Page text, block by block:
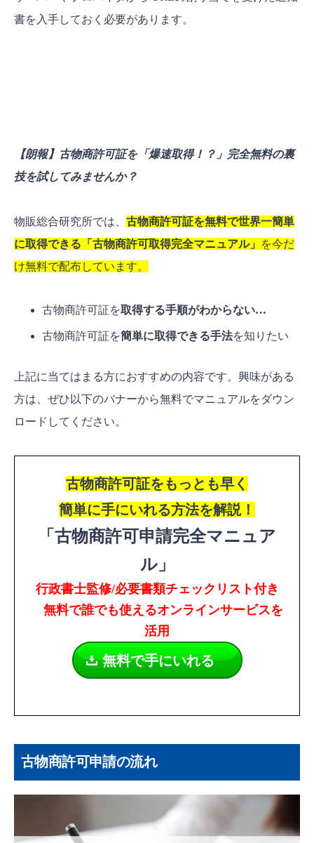
書を入手しておく必要があります。
【朗報】古物商許可証を「爆速取得！？」完全無料の裏
技を試してみませんか？
物販総合研究所では、 古物商許可証を無料で世界一簡単
に取得できる「古物商許可取得完全マニュアル」
を今だ
け無料で配布しています。
古物商許可証を取得する手順がわからない…
古物商許可証を簡単に取得できる手法を知りたい
上記に当てはまる方におすすめの内容です。興味がある
方は、ぜひ以下のバナーから無料でマニュアルをダウン
ロードしてください。
古物商許可証をもっとも早く
簡単に手にいれる方法を解説！
「古物商許可申請完全マニュア
ル」
行政書士監修/必要書類チェックリスト付き
無料で誰でも使えるオンラインサービスを
活用
無料で手にいれる
古物商許可申請の流れ